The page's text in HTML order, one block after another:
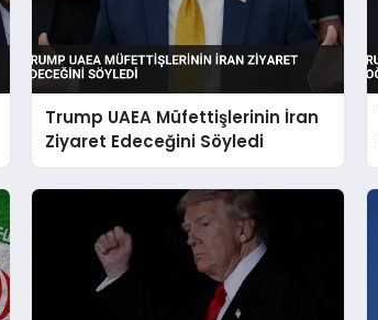
Trump UAEA Müfettişlerinin İran
Ziyaret Edeceğini Söyledi